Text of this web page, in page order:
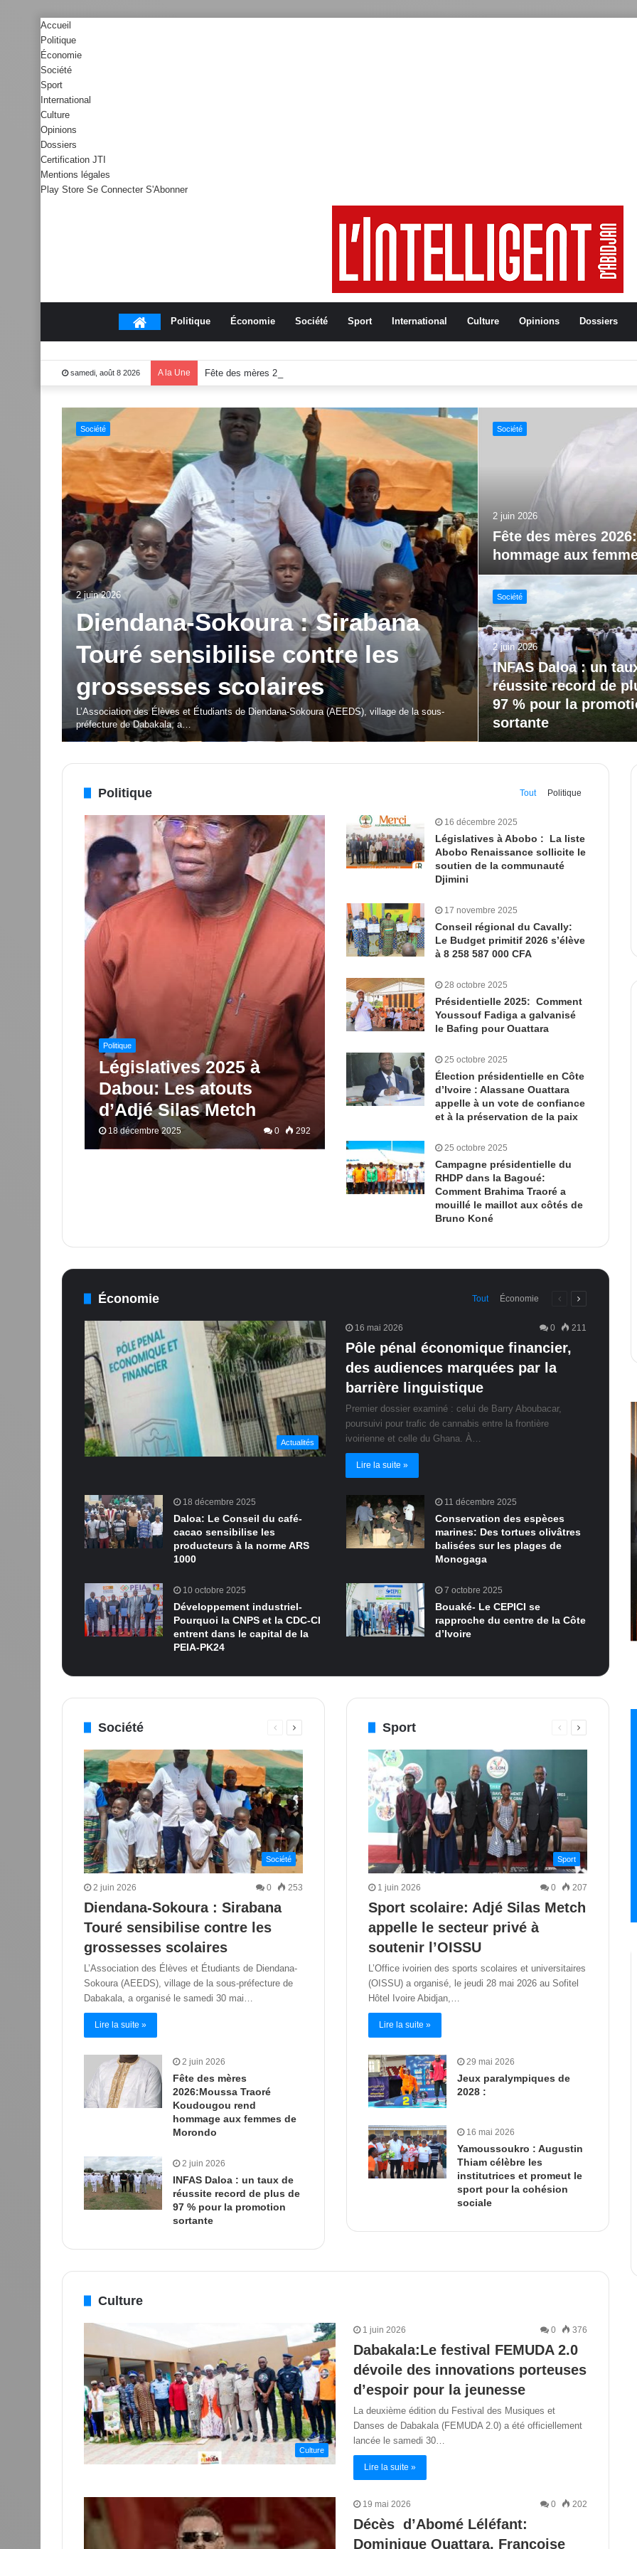
Accueil
Politique
Économie
Société
Sport
International
Culture
Opinions
Dossiers
Certification JTI
Mentions légales
Play Store Se Connecter S'Abonner
AccueilPolitique Économie Société Sport International Culture Opinions Dossiers
samedi, août 8 2026 A la Une Fête des mères 2026:Moussa Traoré Koudougou rend hommage aux femmes de Morondo
Culture
1 juin 2026
Dabakala:Le festival FEMUDA
2.0 dévoile des innovations
porteuses d’espoir pour la
jeunesse
La deuxième édition du Festival des Musiques et Danses de Dabakala (FEMUDA 2.0) a été…
Sport
29 mai 2026
Jeux paralympiques
Société
20 mai 2026
Bodokro : 30 élèves
célébrés à la
l’Excellence du
moderne
Politique Tout Politique
Politique
Législatives 2025 à
Dabou: Les atouts
d’Adjé Silas Metch
18 décembre 2025 0 292
16 décembre 2025
Législatives à Abobo : La liste
Abobo Renaissance sollicite le
soutien de la communauté
Djimini
17 novembre 2025
Conseil régional du Cavally:
Le Budget primitif 2026 s’élève
à 8 258 587 000 CFA
28 octobre 2025
Présidentielle 2025: Comment
Youssouf Fadiga a galvanisé
le Bafing pour Ouattara
25 octobre 2025
Élection présidentielle en Côte
d’Ivoire : Alassane Ouattara
appelle à un vote de confiance
et à la préservation de la paix
25 octobre 2025
Campagne présidentielle du
RHDP dans la Bagoué:
Comment Brahima Traoré a
mouillé le maillot aux côtés de
Bruno Koné
Économie Tout Économie
PagePage
Actualités
16 mai 2026 0 211
Pôle pénal économique financier,
des audiences marquées par la
barrière linguistique
Premier dossier examiné : celui de Barry Aboubacar,
poursuivi pour trafic de cannabis entre la frontière
ivoirienne et celle du Ghana. À…
Lire la suite »
18 décembre 2025
Daloa: Le Conseil du café-
cacao sensibilise les
producteurs à la norme ARS
1000
11 décembre 2025
Conservation des espèces
marines: Des tortues olivâtres
balisées sur les plages de
Monogaga
10 octobre 2025
Développement industriel-
Pourquoi la CNPS et la CDC-CI
entrent dans le capital de la
PEIA-PK24
7 octobre 2025
Bouaké- Le CEPICI se
rapproche du centre de la Côte
d’Ivoire
Société
PagePage
Société
2 juin 2026 0 253
Diendana-Sokoura : Sirabana
Touré sensibilise contre les
grossesses scolaires
L’Association des Élèves et Étudiants de Diendana-
Sokoura (AEEDS), village de la sous-préfecture de
Dabakala, a organisé le samedi 30 mai…
Lire la suite »
2 juin 2026
Fête des mères
2026:Moussa Traoré
Koudougou rend
hommage aux femmes de
Morondo
2 juin 2026
INFAS Daloa : un taux de
réussite record de plus de
97 % pour la promotion
sortante
Sport
PagePage
Sport
1 juin 2026 0 207
Sport scolaire: Adjé Silas Metch
appelle le secteur privé à
soutenir l’OISSU
L’Office ivoirien des sports scolaires et universitaires
(OISSU) a organisé, le jeudi 28 mai 2026 au Sofitel
Hôtel Ivoire Abidjan,…
Lire la suite »
29 mai 2026
Jeux paralympiques de
2028 :
16 mai 2026
Yamoussoukro : Augustin
Thiam célèbre les
institutrices et promeut le
sport pour la cohésion
sociale
Culture
Culture
1 juin 2026 0 376
Dabakala:Le festival FEMUDA 2.0
dévoile des innovations porteuses
d’espoir pour la jeunesse
La deuxième édition du Festival des Musiques et
Danses de Dabakala (FEMUDA 2.0) a été officiellement
lancée le samedi 30…
Lire la suite »
19 mai 2026 0 202
Décès d’Abomé Léléfant:
Dominique Ouattara, Françoise